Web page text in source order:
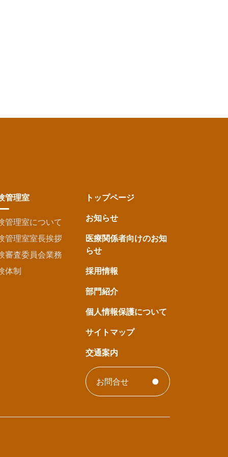
管理室
管理室について
管理室室長挨拶
審査委員会業務
体制
トップページ
お知らせ
医療関係者向けのお知
らせ
採用情報
部門紹介
個人情報保護について
サイトマップ
交通案内
お問合せ